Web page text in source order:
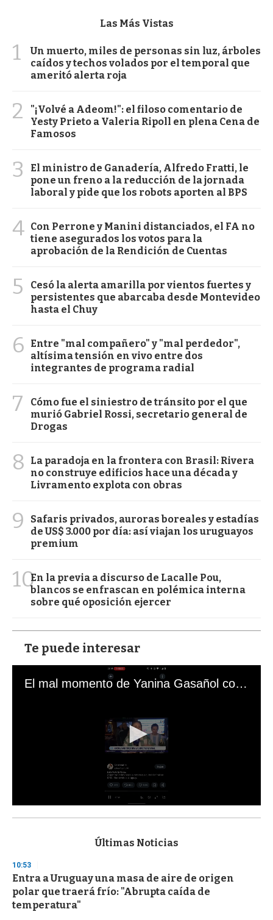
Las Más Vistas
1
Un muerto, miles de personas sin luz, árboles
caídos y techos volados por el temporal que
ameritó alerta roja
2
"¡Volvé a Adeom!": el filoso comentario de
Yesty Prieto a Valeria Ripoll en plena Cena de
Famosos
3
El ministro de Ganadería, Alfredo Fratti, le
pone un freno a la reducción de la jornada
laboral y pide que los robots aporten al BPS
4 Con Perrone y Manini distanciados, el FA no
tiene asegurados los votos para la
aprobación de la Rendición de Cuentas
5
Cesó la alerta amarilla por vientos fuertes y
persistentes que abarcaba desde Montevideo
hasta el Chuy
6
Entre "mal compañero" y "mal perdedor",
altísima tensión en vivo entre dos
integrantes de programa radial
7
Cómo fue el siniestro de tránsito por el que
murió Gabriel Rossi, secretario general de
Drogas
8
La paradoja en la frontera con Brasil: Rivera
no construye edificios hace una década y
Livramento explota con obras
9
Safaris privados, auroras boreales y estadías
de US$ 3.000 por día: así viajan los uruguayos
premium
10En la previa a discurso de Lacalle Pou,
blancos se enfrascan en polémica interna
sobre qué oposición ejercer
Te puede interesar
El mal momento de Yanina Gasañol con un hincha argentino en "Subrayado"
s
d
s
o
f
3
Últimas Noticias
10:53
Entra a Uruguay una masa de aire de origen
polar que traerá frío: "Abrupta caída de
temperatura"